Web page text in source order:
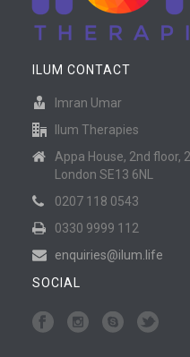
ILUM CONTACT
Imran Umar
Ilum Therapies
Appa House, 2nd floor,
London SE13 6NL
0207 118 0543
0330 9999 112
enquiries@ilum.life
SOCIAL